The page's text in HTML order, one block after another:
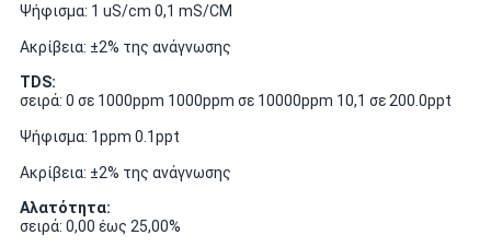
Ψήφισμα: 1 uS/cm 0,1 mS/CM
Ακρίβεια: ±2% της ανάγνωσης
TDS:
σειρά: 0 σε 1000ppm 1000ppm σε 10000ppm 10,1 σε 200.0ppt
Ψήφισμα: 1ppm 0.1ppt
Ακρίβεια: ±2% της ανάγνωσης
Αλατότητα:
σειρά: 0,00 έως 25,00%